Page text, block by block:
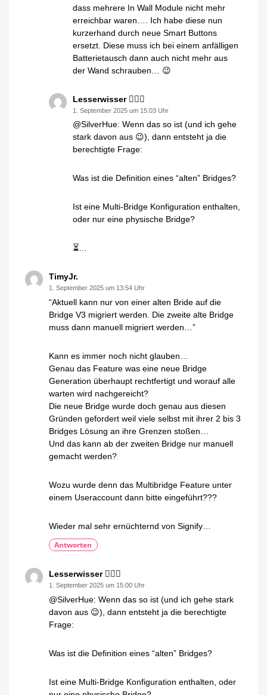
dass mehrere In Wall Module nicht mehr
erreichbar waren…. Ich habe diese nun
kurzerhand durch neue Smart Buttons
ersetzt. Diese muss ich bei einem anfälligen
Batterietausch dann auch nicht mehr aus
der Wand schrauben… 😉
Lesserwisser 🤷🏼‍♂️
1. September 2025 um 15:03 Uhr
@SilverHue: Wenn das so ist (und ich gehe
stark davon aus 😉), dann entsteht ja die
berechtigte Frage:
Was ist die Definition eines “alten” Bridges?
Ist eine Multi-Bridge Konfiguration enthalten,
oder nur eine physische Bridge?
⏳…
TimyJr.
1. September 2025 um 13:54 Uhr
“Aktuell kann nur von einer alten Bride auf die
Bridge V3 migriert werden. Die zweite alte Bridge
muss dann manuell migriert werden…”
Kann es immer noch nicht glauben…
Genau das Feature was eine neue Bridge
Generation überhaupt rechtfertigt und worauf alle
warten wird nachgereicht?
Die neue Bridge wurde doch genau aus diesen
Gründen gefordert weil viele selbst mit ihrer 2 bis 3
Bridges Lösung an ihre Grenzen stoßen…
Und das kann ab der zweiten Bridge nur manuell
gemacht werden?
Wozu wurde denn das Multibridge Feature unter
einem Useraccount dann bitte eingeführt???
Wieder mal sehr ernüchternd von Signify…
Antworten
Lesserwisser 🤷🏼‍♂️
1. September 2025 um 15:00 Uhr
@SilverHue: Wenn das so ist (und ich gehe stark
davon aus 😉), dann entsteht ja die berechtigte
Frage:
Was ist die Definition eines “alten” Bridges?
Ist eine Multi-Bridge Konfiguration enthalten, oder